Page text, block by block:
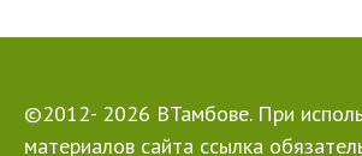
©2012- 2026 ВТамбове. При
материалов сайта ссылка